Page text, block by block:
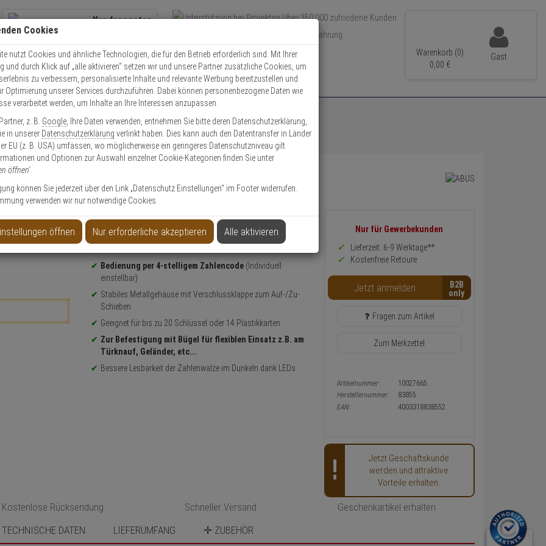
Kundencenter
Kontaktservice nutzen
Mo. - Do.: 8:00 - 16:30 Fr. 8:00 - 14:00 Uhr
Über 350.000 zufriedene Kunden
Über 15 Jahre Erfahrung
Schneller Versand
Warenkorb (0)
0, 00 €
Gast
ABUS KeyGarage 797 LED Schlüsselkasten mit Bügel
mit Bügel
Produktinformationen
Schlüsseltresor mit LED-Beleuchtung(ca. 30 Sek.
Leuchtdauer)
Bedienung per 4-stelligem Zahlencode (Individuell
einstellbar)
Stabiles Metallgehäuse mit Verschlussklappe zum Auf-/Zu-
Schieben
Geeignet für bis zu 20 Schlüssel oder 14 Plastikkarten
Zur Befestigung mit Bügel für flexiblen Einsatz z.B. am
Türknauf, Geländer, etc...
Bessere Lesbarkeit der Zahlenwalze im Dunkeln dank LEDs
Informationen
Preis,
Verfügbakeit
Warenkorb-
oder
Konfigurieren-
Nur für Gewerbekunden
Lieferzeit: 6-9 Werktage**
Kostenfreie Retoure
Jetzt anmelden B2B
Fragen zum Artikel
Zum Merkzettel
Artikelnummer:
10027665
Herstellernummer:
83855
EAN:
4003318838552
Jetzt Geschäftskunde
werden und attraktive
Vorteile erhalten.
Kostenlose Rücksendung Schneller Versand
Geschenkartikel erhalten
TECHNISCHE DATEN LIEFERUMFANG ✛ ZUBEHÖR
Cookies
nutzt Cookies und ähnliche Technologien, die für den Betrieb erforderlich sind. Mit Ihrer
und durch Klick auf „alle aktivieren“ setzen wir und unsere Partner zusätzliche Cookies, um
zu verbessern, personalisierte Inhalte und relevante Werbung bereitzustellen und
Optimierung unserer Services durchzuführen. Dabei können personenbezogene Daten wie
verarbeitet werden, um Inhalte an Ihre Interessen anzupassen.
z. B. Google , Ihre Daten verwenden, entnehmen Sie bitte deren Datenschutzerklärung,
in unserer Datenschutzerklärung verlinkt haben. Dies kann auch den Datentransfer in Länder
EU (z. B. USA) umfassen, wo möglicherweise ein geringeres Datenschutzniveau gilt.
und Optionen zur Auswahl einzelner Cookie-Kategorien finden Sie unter
öffnen'.
können Sie jederzeit über den Link „Datenschutz Einstellungen“ im Footer widerrufen.
verwenden wir nur notwendige Cookies.
öffnen Nur erforderliche akzeptieren Alle aktivieren